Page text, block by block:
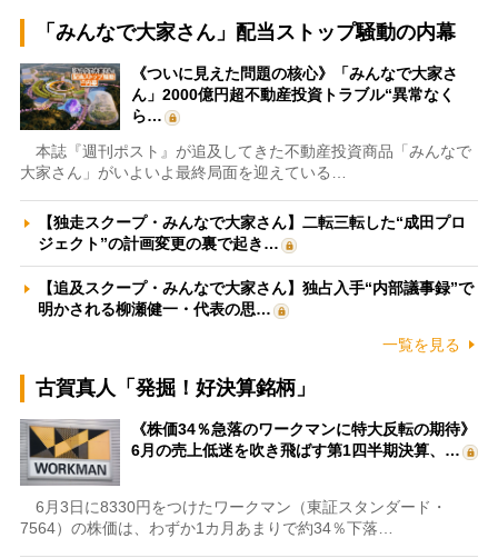
「みんなで大家さん」配当ストップ騒動の内幕
《ついに見えた問題の核心》「みんなで大家さ
ん」2000億円超不動産投資トラブル“異常なく
ら…
本誌『週刊ポスト』が追及してきた不動産投資商品「みんなで
大家さん」がいよいよ最終局面を迎えている…
【独走スクープ・みんなで大家さん】二転三転した“成田プロ
ジェクト”の計画変更の裏で起き…
【追及スクープ・みんなで大家さん】独占入手“内部議事録”で
明かされる柳瀬健一・代表の思…
一覧を見る
古賀真人「発掘！好決算銘柄」
《株価34％急落のワークマンに特大反転の期待》
6月の売上低迷を吹き飛ばす第1四半期決算、…
6月3日に8330円をつけたワークマン（東証スタンダード・
7564）の株価は、わずか1カ月あまりで約34％下落…